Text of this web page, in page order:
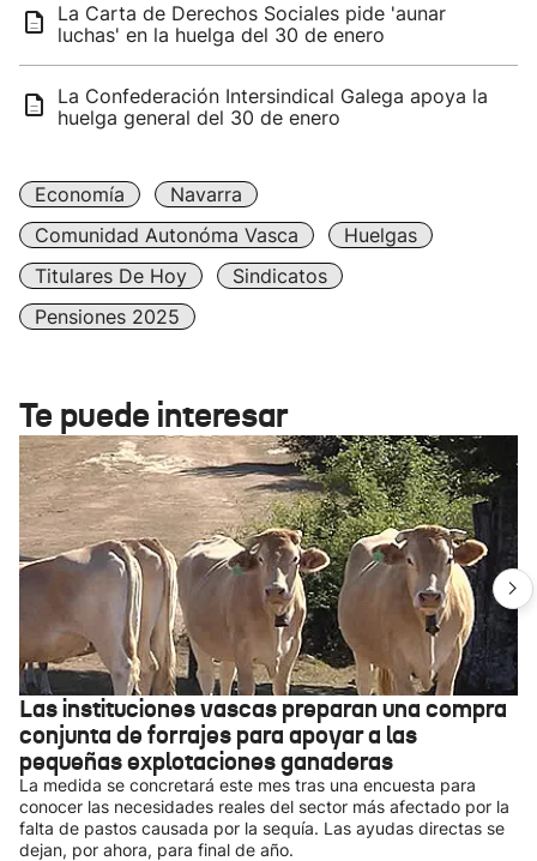
La Carta de Derechos Sociales pide 'aunar
luchas' en la huelga del 30 de enero
La Confederación Intersindical Galega apoya la
huelga general del 30 de enero
Economía
Navarra
Comunidad Autonóma Vasca
Huelgas
Titulares De Hoy
Sindicatos
Pensiones 2025
Te puede interesar
Las instituciones vascas preparan una compra
conjunta de forrajes para apoyar a las
pequeñas explotaciones ganaderas
La medida se concretará este mes tras una encuesta para
conocer las necesidades reales del sector más afectado por la
falta de pastos causada por la sequía. Las ayudas directas se
dejan, por ahora, para final de año.